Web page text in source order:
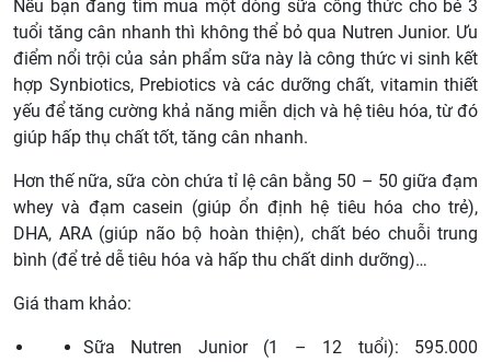
Nếu bạn đang tìm mua một dòng sữa công thức cho bé 3
tuổi tăng cân nhanh thì không thể bỏ qua Nutren Junior. Ưu
điểm nổi trội của sản phẩm sữa này là công thức vi sinh kết
hợp Synbiotics, Prebiotics và các dưỡng chất, vitamin thiết
yếu để tăng cường khả năng miễn dịch và hệ tiêu hóa, từ đó
giúp hấp thụ chất tốt, tăng cân nhanh.
Hơn thế nữa, sữa còn chứa tỉ lệ cân bằng 50 – 50 giữa đạm
whey và đạm casein (giúp ổn định hệ tiêu hóa cho trẻ),
DHA, ARA (giúp não bộ hoàn thiện), chất béo chuỗi trung
bình (để trẻ dễ tiêu hóa và hấp thu chất dinh dưỡng)…
Giá tham khảo:
Sữa Nutren Junior (1 – 12 tuổi): 595.000